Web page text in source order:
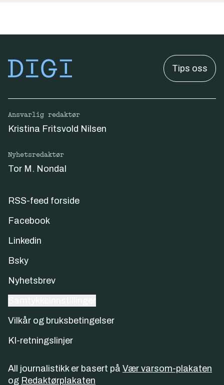
Tips oss
Ansvarlig redaktør
Kristina Fritsvold Nilsen
Nyhetsredaktør
Tor M. Nondal
RSS-feed forside
Facebook
Linkedin
Bsky
Nyhetsbrev
Vilkår og bruksbetingelser
KI-retningslinjer
All journalistikk er basert på Vær varsom-plakaten
og Redaktørplakaten